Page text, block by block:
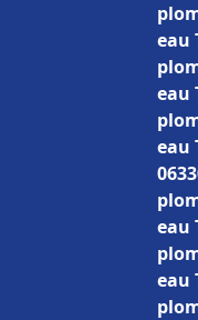
eau
eau
eau
eau
eau